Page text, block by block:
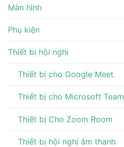
Màn hình
Phụ kiện
Thiết bị hội nghị
Thiết bị cho Google Meet
Thiết bị cho Microsoft Team
Thiết bị Cho Zoom Room
Thiết bị hội nghị âm thanh